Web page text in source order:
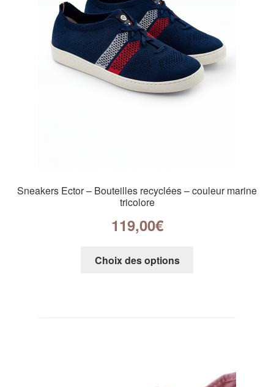
Sneakers Ector – Bouteilles recyclées – couleur marine
tricolore
119,00€
Choix des options